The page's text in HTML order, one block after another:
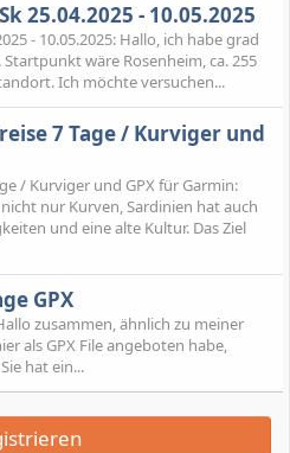
25.04.2025 - 10.05.2025
- 10.05.2025: Hallo, ich habe grad
wäre Rosenheim, ca. 255
Ich möchte versuchen...
7 Tage / Kurviger und
/ Kurviger und GPX für Garmin:
nur Kurven, Sardinien hat auch
und eine alte Kultur. Das Ziel
GPX
zusammen, ähnlich zu meiner
als GPX File angeboten habe,
hat ein...